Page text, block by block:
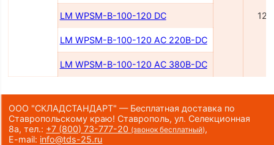
LM WPSM-B-100-120 DC
LM WPSM-B-100-120 AC 220B-DC
LM WPSM-B-100-120 AC 380B-DC
ООО "СКЛАДСТАНДАРТ" — Бесплатная доставка по
Ставропольскому краю! Ставрополь, ул. Селекционная
8а,тел.: +7 (800) 73-777-20 (звонок бесплатный),
E-mail: info@tds-25.ru